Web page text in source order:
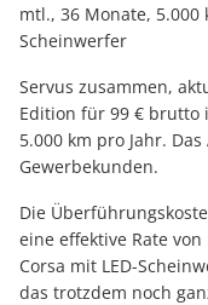
mtl., 36 Monate, 5.000
Scheinwerfer
Servus zusammen,
Edition für 99 € brutto
5.000 km pro Jahr.
Gewerbekunden.
Die
eine effektive Rate
Corsa mit LED-
das trotzdem noch